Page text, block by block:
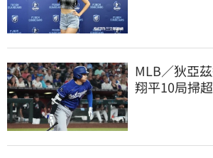
MLB／狄亞
翔平10局掃